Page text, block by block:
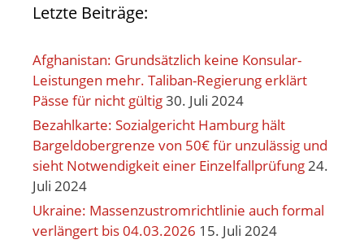
Letzte Beiträge:
Afghanistan: Grundsätzlich keine Konsular-
Leistungen mehr. Taliban-Regierung erklärt
Pässe für nicht gültig30. Juli 2024
Bezahlkarte: Sozialgericht Hamburg hält
Bargeldobergrenze von 50€ für unzulässig und
sieht Notwendigkeit einer Einzelfallprüfung24.
Juli 2024
Ukraine: Massenzustromrichtlinie auch formal
verlängert bis 04.03.2026 15. Juli 2024